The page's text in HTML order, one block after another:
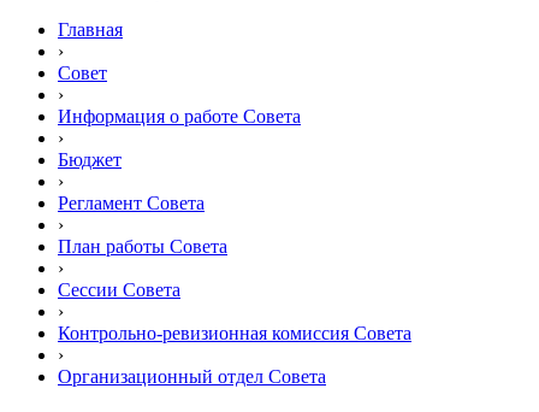
Главная
›
Совет
›
Информация о работе Совета
›
Бюджет
›
Регламент Совета
›
План работы Совета
›
Сессии Совета
›
Контрольно-ревизионная комиссия Совета
›
Организационный отдел Совета